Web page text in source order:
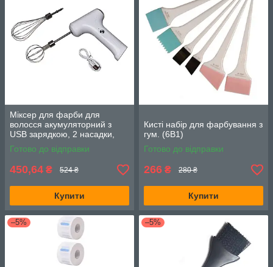
Міксер для фарби для
волосся акумуляторний з
USB зарядкою, 2 насадки,
білий
Готово до відправки
450,64 ₴ 524 ₴
Купити
Кисті набір для фарбування з
гум. (6В1)
Готово до відправки
266 ₴ 280 ₴
Купити
–5% –5%